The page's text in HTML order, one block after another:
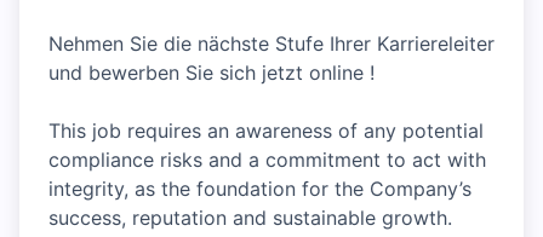
Nehmen Sie die nächste Stufe Ihrer Karriereleiter
und bewerben Sie sich jetzt online !
This job requires an awareness of any potential
compliance risks and a commitment to act with
integrity, as the foundation for the Company’s
success, reputation and sustainable growth.